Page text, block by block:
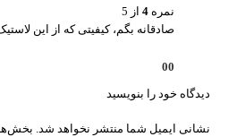
نمره 4 از 5
صادقانه بگم، کیفیتی که از این
0
0
دیدگاه خود را بنویسید
نشانی ایمیل شما منتشر نخواهد شد.